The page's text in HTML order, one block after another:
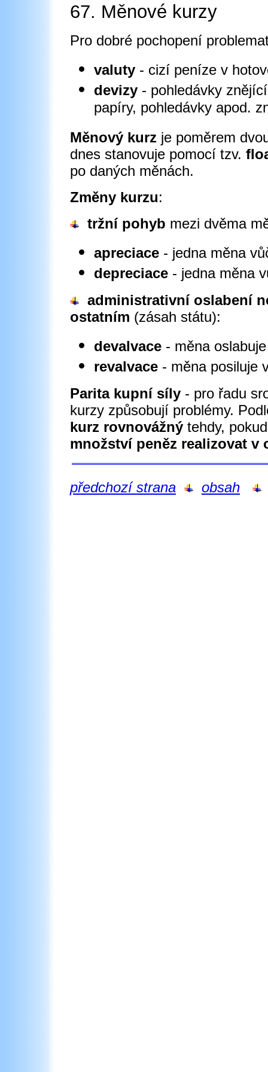
67. Měnové kurzy
Pro dobré pochopení
valuty - cizí peníze v
devizy - pohledávky
papíry, pohledávky apod.
Měnový kurz je poměrem
dnes stanovuje pomocí tzv.
po daných měnách.
Změny kurzu:
tržní pohyb mezi dvěma
apreciace - jedna měna
depreciace - jedna měna
administrativní oslabení
ostatním (zásah státu):
devalvace - měna
revalvace - měna posiluje
Parita kupní síly - pro řadu
kurzy způsobují problémy.
kurz rovnovážný tehdy,
množství peněz realizovat v
předchozí strana obsah